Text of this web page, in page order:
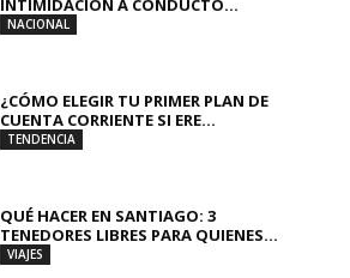
INTIMIDACIÓN A CONDUCTO...
NACIONAL
¿CÓMO ELEGIR TU PRIMER PLAN DE
CUENTA CORRIENTE SI ERE...
TENDENCIA
QUÉ HACER EN SANTIAGO: 3
TENEDORES LIBRES PARA QUIENES...
VIAJES